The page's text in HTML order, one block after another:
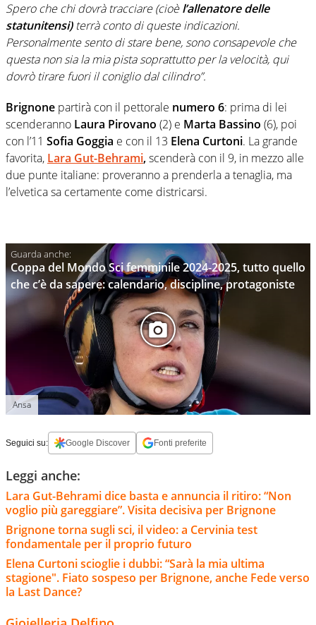
Spero che chi dovrà tracciare (cioèl’allenatore delle
statunitensi)terrà conto di queste indicazioni.
Personalmente sento di stare bene, sono consapevole che
questa non sia la mia pista soprattutto per la velocità, qui
dovrò tirare fuori il coniglio dal cilindro”.
Brignone partirà con il pettorale numero 6: prima di lei
scenderanno Laura Pirovano (2) e Marta Bassino (6), poi
con l’11 Sofia Goggia e con il 13 Elena Curtoni. La grande
favorita, Lara Gut-Behrami,scenderà con il 9, in mezzo alle
due punte italiane: proveranno a prenderla a tenaglia, ma
l’elvetica sa certamente come districarsi.
Coppa del Mondo Sci femminile 2024-2025, tutto quello
che c’è da sapere: calendario, discipline, protagoniste
Ansa
Seguici su: Google Discover Fonti preferite
Leggi anche:
Lara Gut-Behrami dice basta e annuncia il ritiro: “Non
voglio più gareggiare”. Visita decisiva per Brignone
Brignone torna sugli sci, il video: a Cervinia test
fondamentale per il proprio futuro
Elena Curtoni scioglie i dubbi: “Sarà la mia ultima
stagione". Fiato sospeso per Brignone, anche Fede verso
la Last Dance?